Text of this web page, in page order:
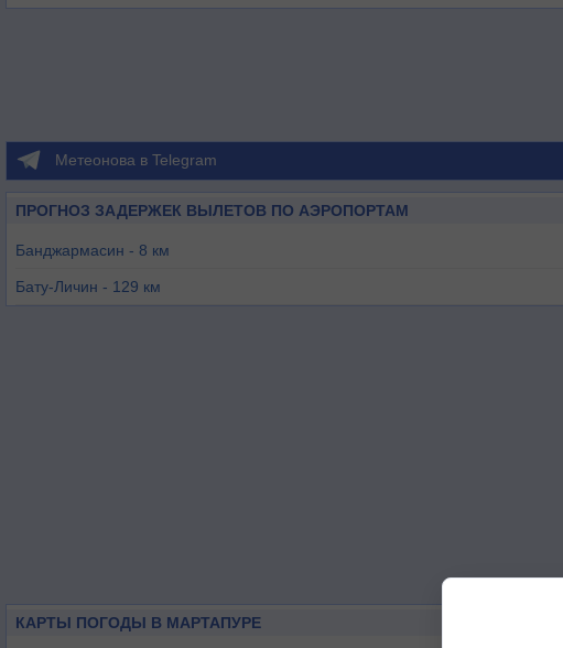
Метеонова в Telegram
ПРОГНОЗ ЗАДЕРЖЕК ВЫЛЕТОВ ПО АЭРОПОРТАМ
Банджармасин - 8 км
Бату-Личин - 129 км
КАРТЫ ПОГОДЫ В МАРТАПУРЕ